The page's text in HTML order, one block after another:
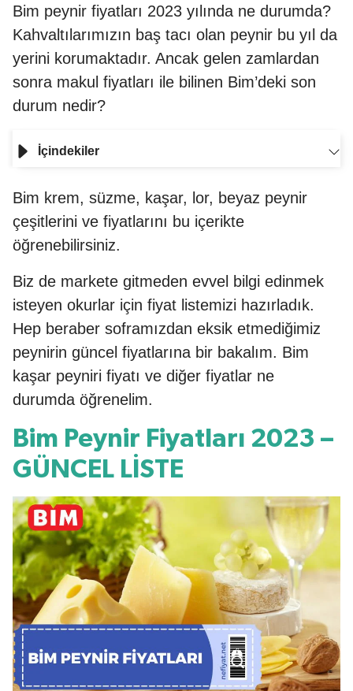
Bim peynir fiyatları 2023 yılında ne durumda?
Kahvaltılarımızın baş tacı olan peynir bu yıl da
yerini korumaktadır. Ancak gelen zamlardan
sonra makul fiyatları ile bilinen Bim’deki son
durum nedir?
İçindekiler
Bim krem, süzme, kaşar, lor, beyaz peynir
çeşitlerini ve fiyatlarını bu içerikte
öğrenebilirsiniz.
Biz de markete gitmeden evvel bilgi edinmek
isteyen okurlar için fiyat listemizi hazırladık.
Hep beraber soframızdan eksik etmediğimiz
peynirin güncel fiyatlarına bir bakalım. Bim
kaşar peyniri fiyatı ve diğer fiyatlar ne
durumda öğrenelim.
Bim Peynir Fiyatları 2023 –
GÜNCEL LİSTE